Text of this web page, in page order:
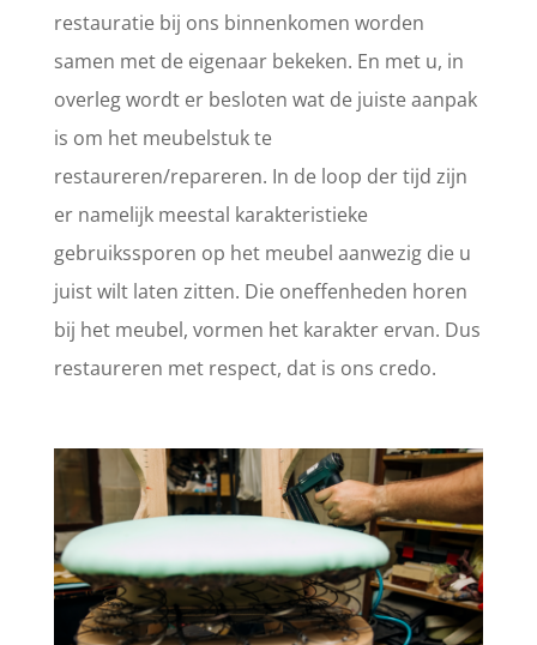
restauratie bij ons binnenkomen worden
samen met de eigenaar bekeken. En met u, in
overleg wordt er besloten wat de juiste aanpak
is om het meubelstuk te
restaureren/repareren. In de loop der tijd zijn
er namelijk meestal karakteristieke
gebruikssporen op het meubel aanwezig die u
juist wilt laten zitten. Die oneffenheden horen
bij het meubel, vormen het karakter ervan. Dus
restaureren met respect, dat is ons credo.